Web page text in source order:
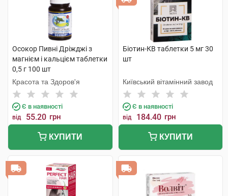
Осокор Пивні Дріжджі з
магнієм і кальцієм таблетки
0,5 г 100 шт
Красота та Здоров'я
Є в наявності
від 55.20 грн
КУПИТИ
Біотин-КВ таблетки 5 мг 30
шт
Київський вітамінний завод
Є в наявності
від 184.40 грн
КУПИТИ